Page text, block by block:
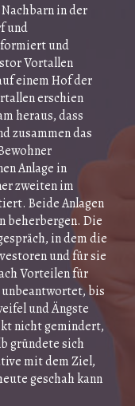
in der
und
und
Vortallen
einem Hof der
erschien
heraus, dass
zusammen das
Anlage in
zweiten im
Beide Anlagen
beherbergen. Die
in dem die
und für sie
Vorteilen für
bis
und Ängste
nicht gemindert,
gründete sich
mit dem Ziel,
geschah kann